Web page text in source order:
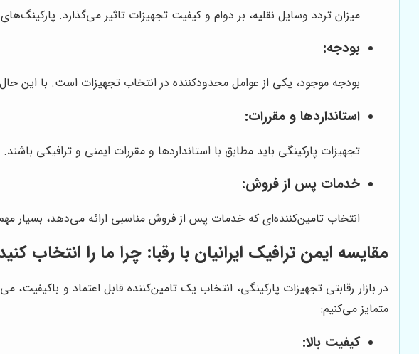
میزان تردد وسایل نقلیه، بر دوام و کیفیت تجهیزات تاثیر می‌گذارد.
بودجه:
بودجه موجود، یکی از عوامل محدودکننده در انتخاب تجهیزات است. با این
استانداردها و مقررات:
تجهیزات پارکینگی باید مطابق با استانداردها و مقررات ایمنی و ترافیکی
خدمات پس از فروش:
انتخاب تامین‌کننده‌ای که خدمات پس از فروش مناسبی ارائه می‌دهد، بسیار
مقایسه ایمن ترافیک ایرانیان با رقبا: چرا ما را انتخاب
در بازار رقابتی تجهیزات پارکینگی، انتخاب یک تامین‌کننده قابل اعتماد و باکیفیت،
متمایز می‌کنیم:
کیفیت بالا: